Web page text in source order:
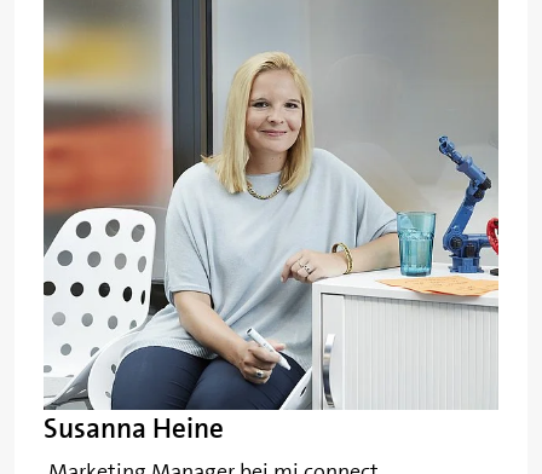
Susanna Heine